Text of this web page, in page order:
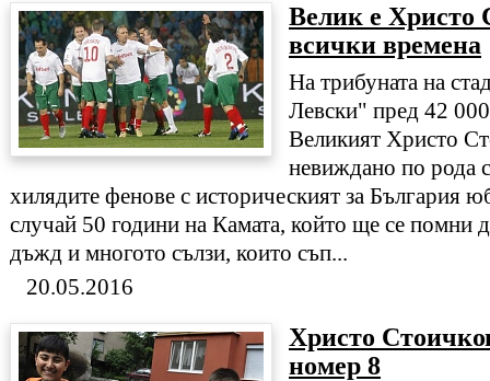
Велик е Христо
всички времена
На трибуната на
Левски" пред 42
Великият Христо
невиждано по рода
хилядите фенове с историческият за България
случай 50 години на Камата, който ще се помни
дъжд и многото сълзи, които съп...
20.05.2016
Христо
номер 8